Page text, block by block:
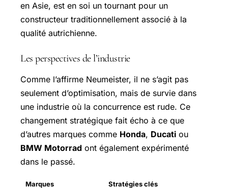
en Asie, est en soi un tournant pour un
constructeur traditionnellement associé à la
qualité autrichienne.
Les perspectives de l’industrie
Comme l’affirme Neumeister, il ne s’agit pas
seulement d’optimisation, mais de survie dans
une industrie où la concurrence est rude. Ce
changement stratégique fait écho à ce que
d’autres marques comme Honda, Ducati ou
BMW Motorrad ont également expérimenté
dans le passé.
Marques
Stratégies clés